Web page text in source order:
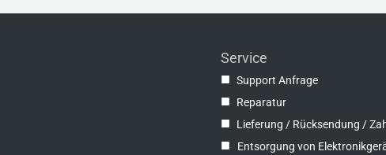
Service
■ Support Anfrage
■ Reparatur
■ Lieferung / Rücksendung /
■ Entsorgung von